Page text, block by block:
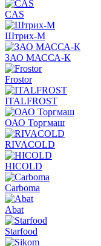
CAS
Штрих-М
ЗАО МАССА-К
Frostor
ITALFROST
ОАО Торгмаш
RIVACOLD
HICOLD
Carboma
Abat
Starfood